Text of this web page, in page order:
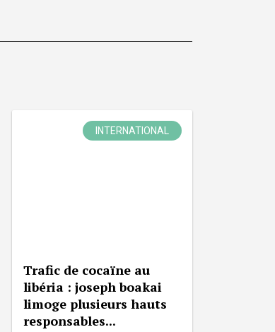
INTERNATIONAL
Trafic de cocaïne au
libéria : joseph boakai
limoge plusieurs hauts
responsables...